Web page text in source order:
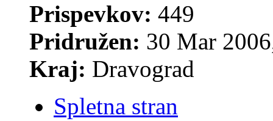
Prispevkov: 449
Pridružen: 30 Mar
Kraj: Dravograd
Spletna stran